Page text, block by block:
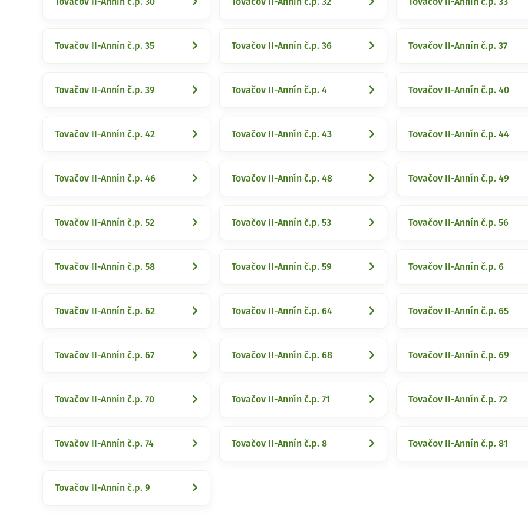
Tovačov II-Annín č.p. 35 Tovačov II-Annín č.p. 36 Tovačov II-Annín č.p. 37
Tovačov II-Annín č.p. 39 Tovačov II-Annín č.p. 4 Tovačov II-Annín č.p. 40
Tovačov II-Annín č.p. 42 Tovačov II-Annín č.p. 43 Tovačov II-Annín č.p. 44
Tovačov II-Annín č.p. 46 Tovačov II-Annín č.p. 48 Tovačov II-Annín č.p. 49
Tovačov II-Annín č.p. 52 Tovačov II-Annín č.p. 53 Tovačov II-Annín č.p. 56
Tovačov II-Annín č.p. 58 Tovačov II-Annín č.p. 59 Tovačov II-Annín č.p. 6
Tovačov II-Annín č.p. 62 Tovačov II-Annín č.p. 64 Tovačov II-Annín č.p. 65
Tovačov II-Annín č.p. 67 Tovačov II-Annín č.p. 68 Tovačov II-Annín č.p. 69
Tovačov II-Annín č.p. 70 Tovačov II-Annín č.p. 71 Tovačov II-Annín č.p. 72
Tovačov II-Annín č.p. 74 Tovačov II-Annín č.p. 8 Tovačov II-Annín č.p. 81
Tovačov II-Annín č.p. 9